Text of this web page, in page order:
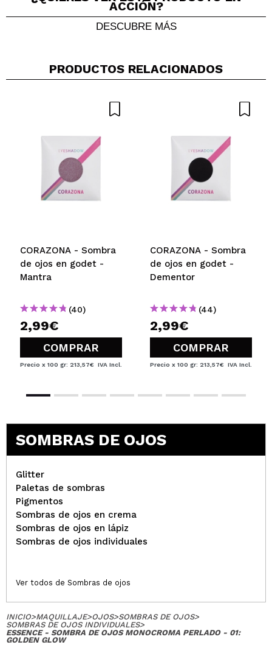
Compartir un vídeo o una foto
¿Recomendarías su compra? Si No
ACCIÓN?
DESCUBRE MÁS
PRODUCTOS RELACIONADOS
CORAZONA - Sombra
de ojos en godet -
Mantra
(40)
2,99€
COMPRAR
Precio x 100 gr: 213,57€ IVA Incl.
CORAZONA - Sombra
de ojos en godet -
Dementor
(44)
2,99€
COMPRAR
Precio x 100 gr: 213,57€ IVA Incl.
SOMBRAS DE OJOS
Glitter
Paletas de sombras
Pigmentos
Sombras de ojos en crema
Sombras de ojos en lápiz
Sombras de ojos individuales
Ver todos de Sombras de ojos
INICIO>MAQUILLAJE>OJOS>SOMBRAS DE OJOS>
SOMBRAS DE OJOS INDIVIDUALES>
ESSENCE - SOMBRA DE OJOS MONOCROMA PERLADO - 01:
GOLDEN GLOW